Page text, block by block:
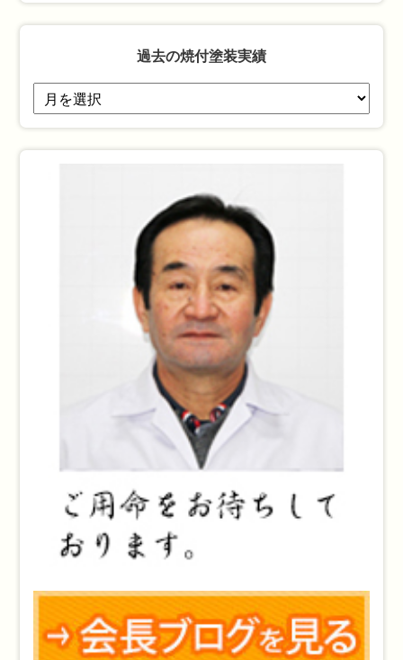
過去の焼付塗装実績